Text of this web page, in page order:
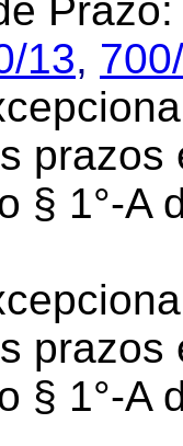
13,
prazos
§ 1°-A
prazos
§ 1°-A